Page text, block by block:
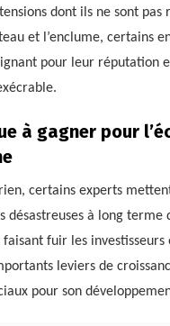
dont ils ne sont pas
et l’enclume, certains
pour leur réputation
à gagner pour
certains experts
désastreuses à long
fuir les investisseurs
leviers de
pour son